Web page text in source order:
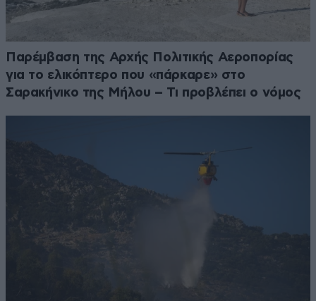
Παρέμβαση της Αρχής Πολιτικής Αεροπορίας
για το ελικόπτερο που «πάρκαρε» στο
Σαρακήνικο της Μήλου – Τι προβλέπει ο νόμος